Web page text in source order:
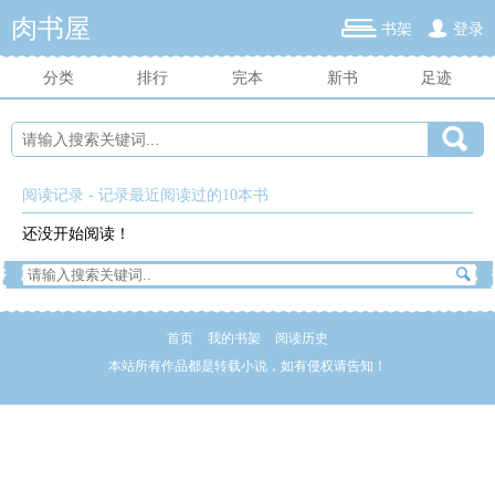
肉书屋 书架 登录
分类 排行 完本 新书 足迹
阅读记录 - 记录最近阅读过的10本书
还没开始阅读！
首页 我的书架
阅读历史
本站所有作品都是转载小说，如有侵权请告知！